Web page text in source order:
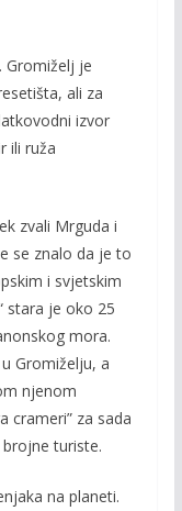
Gromiželj je
ali za
izvor
ili ruža
zvali Mrguda i
se znalo da je to
i svjetskim
stara je oko 25
mora.
Gromiželju, a
njenom
crameri” za sada
turiste.
na planeti.